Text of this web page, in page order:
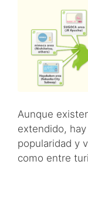
Aunque
extendido,
popularidad y
como entre